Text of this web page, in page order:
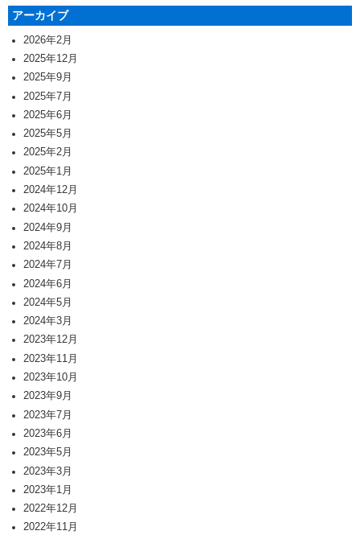
アーカイブ
2026年2月
2025年12月
2025年9月
2025年7月
2025年6月
2025年5月
2025年2月
2025年1月
2024年12月
2024年10月
2024年9月
2024年8月
2024年7月
2024年6月
2024年5月
2024年3月
2023年12月
2023年11月
2023年10月
2023年9月
2023年7月
2023年6月
2023年5月
2023年3月
2023年1月
2022年12月
2022年11月